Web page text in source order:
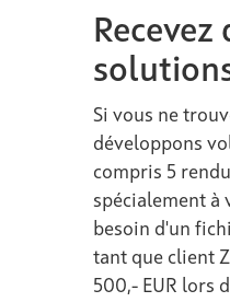
Si vous ne
développons
compris 5
spécialement à
besoin d'un
tant que client
500,- EUR lors